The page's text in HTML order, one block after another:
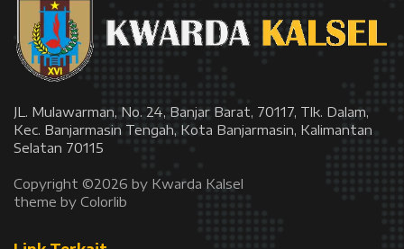
JL. Mulawarman, No. 24, Banjar Barat, 70117, Tlk. Dalam,
Kec. Banjarmasin Tengah, Kota Banjarmasin, Kalimantan
Selatan 70115
Copyright ©2026 by Kwarda Kalsel
theme by Colorlib